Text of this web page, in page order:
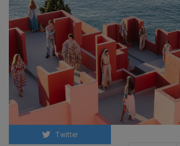
Twitter